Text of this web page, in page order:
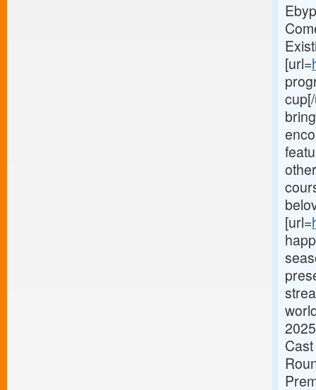
[url=
[url=